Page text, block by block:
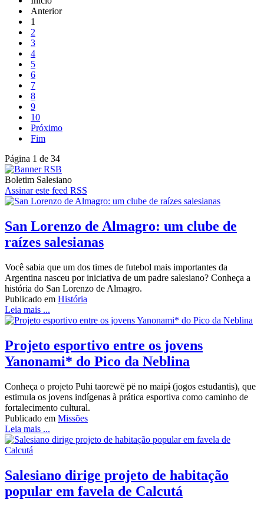
Anterior
1
2
3
4
5
6
7
8
9
10
Próximo
Fim
Página 1 de 34
Boletim Salesiano
Assinar este feed RSS
San Lorenzo de Almagro: um clube de
raízes salesianas
Você sabia que um dos times de futebol mais importantes da
Argentina nasceu por iniciativa de um padre salesiano? Conheça a
história do San Lorenzo de Almagro.
Publicado em História
Leia mais ...
Projeto esportivo entre os jovens
Yanonami* do Pico da Neblina
Conheça o projeto Puhi taorewë pë no maipɨ (jogos estudantis), que
estimula os jovens indígenas à prática esportiva como caminho de
fortalecimento cultural.
Publicado em Missões
Leia mais ...
Salesiano dirige projeto de habitação
popular em favela de Calcutá